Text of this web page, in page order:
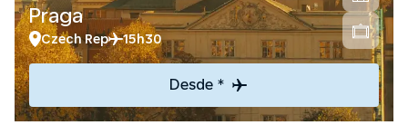
Praga
Czech Rep 15h30
Desde *